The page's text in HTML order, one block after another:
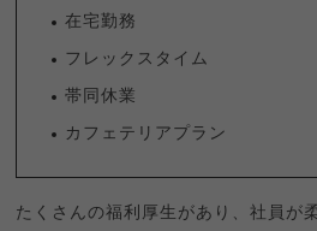
在宅勤務
フレックスタイム
帯同休業
カフェテリアプラン
たくさんの福利厚生があり、社員が